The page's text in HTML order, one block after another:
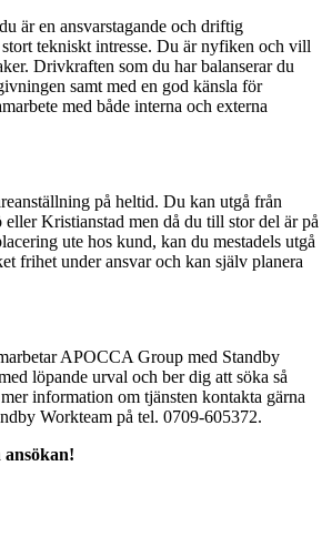
är en ansvarstagande och driftig
tekniskt intresse. Du är nyfiken och vill
Drivkraften som du har balanserar du
samt med en god känsla för
med både interna och externa
på heltid. Du kan utgå från
Kristianstad men då du till stor del är på
ute hos kund, kan du mestadels utgå
frihet under ansvar och kan själv planera
APOCCA Group med Standby
löpande urval och ber dig att söka så
information om tjänsten kontakta gärna
Workteam på tel. 0709-605372.